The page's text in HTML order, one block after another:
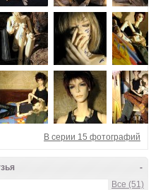
В серии 15 фотографий
-
Все (51)